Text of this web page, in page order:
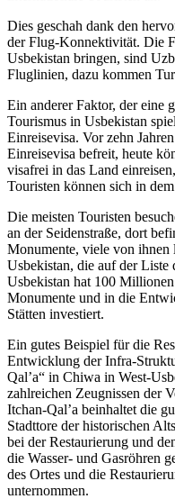
Dies geschah dank den
der Flug-Konnektivität. Die
Usbekistan bringen, sind
Fluglinien, dazu kommen
Ein anderer Faktor, der eine
Tourismus in Usbekistan
Einreisevisa. Vor zehn
Einreisevisa befreit, heute
visafrei in das Land
Touristen können sich in
Die meisten Touristen
an der Seidenstraße, dort
Monumente, viele von ihnen
Usbekistan, die auf der Liste
Usbekistan hat 100
Monumente und in die
Stätten investiert.
Ein gutes Beispiel für die
Entwicklung der Infra-
Qalʼа“ in Chiwa in West-
zahlreichen Zeugnissen der
Itchan-Qalʼа beinhaltet die
Stadttore der historischen
bei der Restaurierung und
die Wasser- und Gasröhren
des Ortes und die
unternommen.